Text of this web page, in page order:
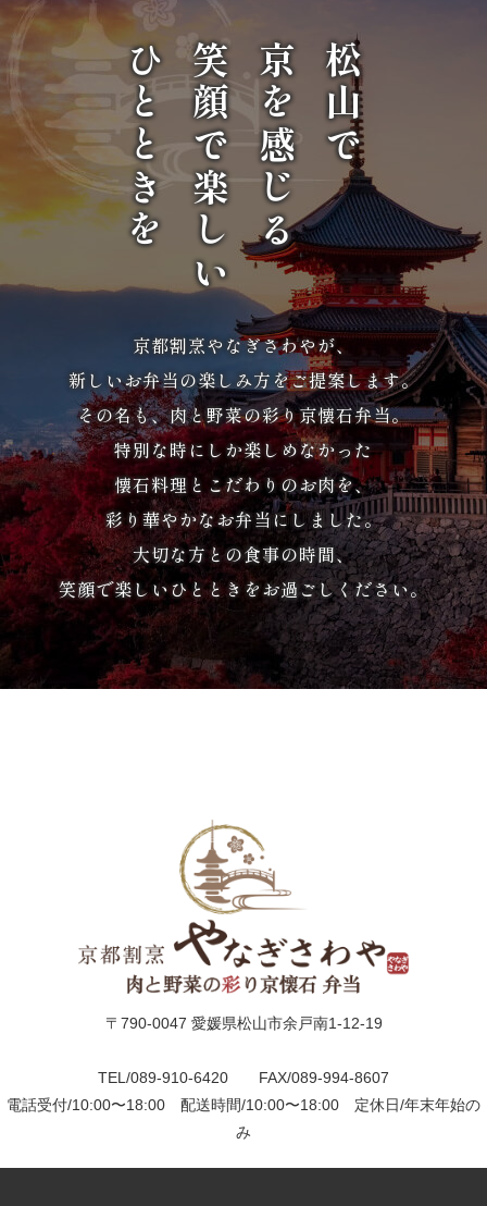
松山で
京を感じる
笑顔で楽しい
ひとときを
京都割烹やなぎさわやが、
新しいお弁当の楽しみ方をご提案します。
その名も、肉と野菜の彩り京懐石弁当。
特別な時にしか楽しめなかった
懐石料理とこだわりのお肉を、
彩り華やかなお弁当にしました。
大切な方との食事の時間、
笑顔で楽しいひとときをお過ごしください。
〒790-0047 愛媛県松山市余戸南1-12-19
TEL/089-910-6420 FAX/089-994-8607
電話受付/10:00〜18:00 配送時間/10:00〜18:00 定休日/年末年始の
み